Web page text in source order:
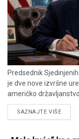
Predsednik
je dve nove izvršne
američko
SAZNAJTE VIŠE